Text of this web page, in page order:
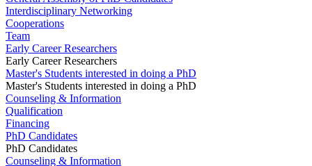
Interdisciplinary Networking
Cooperations
Team
Early Career Researchers
Early Career Researchers
Master's Students interested in doing a PhD
Master's Students interested in doing a PhD
Counseling & Information
Qualification
Financing
PhD Candidates
PhD Candidates
Counseling & Information